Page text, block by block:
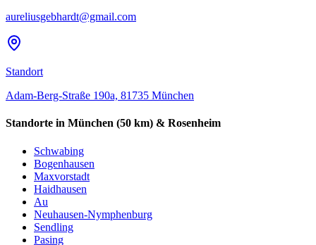
aureliusgebhardt@gmail.com
Standort
Adam-Berg-Straße 190a, 81735 München
Standorte in München (50 km) & Rosenheim
Schwabing
Bogenhausen
Maxvorstadt
Haidhausen
Au
Neuhausen-Nymphenburg
Sendling
Pasing